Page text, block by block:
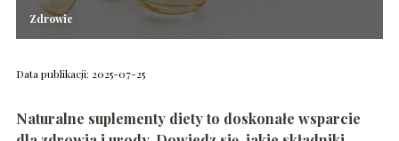
Zdrowie
Data publikacji: 2025-07-25
Naturalne suplementy diety to doskonałe wsparcie